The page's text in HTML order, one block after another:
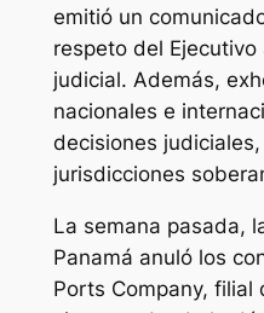
emitió un
respeto del
judicial. Además,
nacionales e
decisiones
jurisdicciones
La semana pasada,
Panamá anuló los
Ports Company, filial